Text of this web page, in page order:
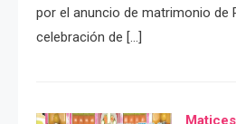
por el anuncio de matrimonio de
celebración de […]